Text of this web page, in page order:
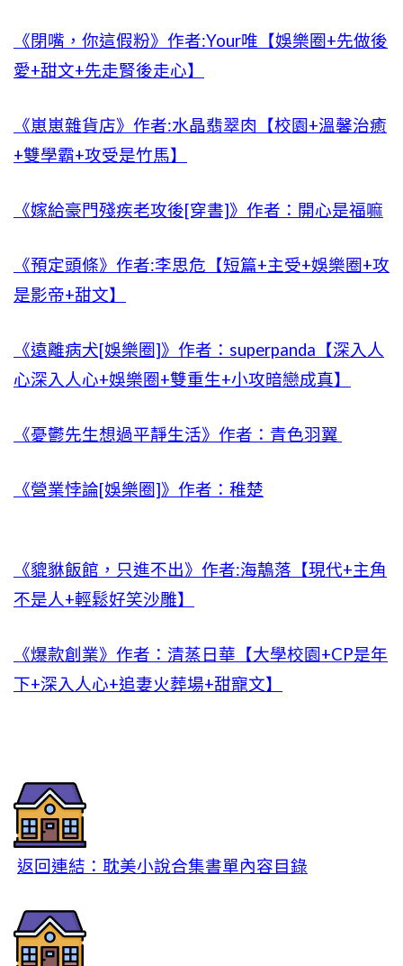
《閉嘴，你這假粉》作者:Your唯【娛樂圈+先做後
愛+甜文+先走腎後走心】
《崽崽雜貨店》作者:水晶翡翠肉【校園+溫馨治癒
+雙學霸+攻受是竹馬】
《嫁給豪門殘疾老攻後[穿書]》作者：開心是福嘛
《預定頭條》作者:李思危【短篇+主受+娛樂圈+攻
是影帝+甜文】
《遠離病犬[娛樂圈]》作者：superpanda【深入人
心深入人心+娛樂圈+雙重生+小攻暗戀成真】
《憂鬱先生想過平靜生活》作者：青色羽翼
《營業悖論[娛樂圈]》作者：稚楚
《貔貅飯館，只進不出》作者:海鶄落【現代+主角
不是人+輕鬆好笑沙雕】
《爆款創業》作者：清蒸日華【大學校園+CP是年
下+深入人心+追妻火葬場+甜寵文】
返回連結：耽美小說合集書單內容目錄